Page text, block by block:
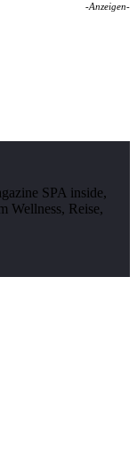
-Anzeigen-
SPA inside,
Wellness, Reise,